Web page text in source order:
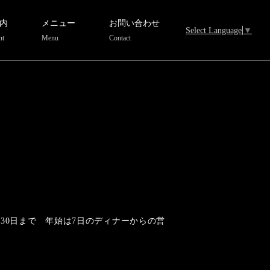
Select Language ▼
メニュー
Menu
お問い合わせ
Contact
日まで 年始は7日のディナーからの営